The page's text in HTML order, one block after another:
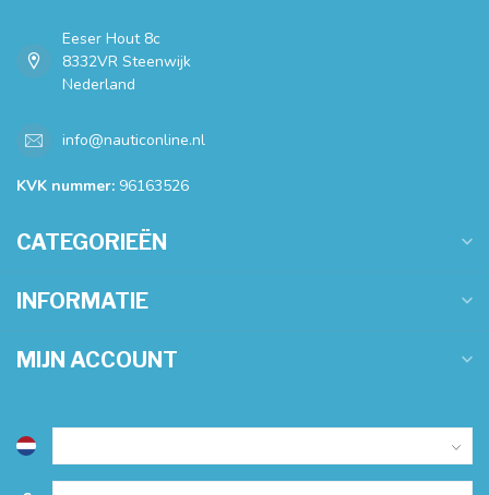
Eeser Hout 8c
8332VR Steenwijk
Nederland
info@nauticonline.nl
KVK nummer: 96163526
CATEGORIEËN
INFORMATIE
MIJN ACCOUNT